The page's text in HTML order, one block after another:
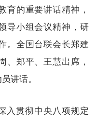
育的重要讲话精神，
导小组会议精神，研
。全国台联会长郑建
、郑平、王慧出席，
讲话。
入贯彻中央八项规定